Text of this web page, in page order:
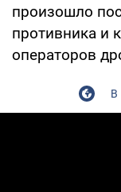
произошло
противника и
операторов